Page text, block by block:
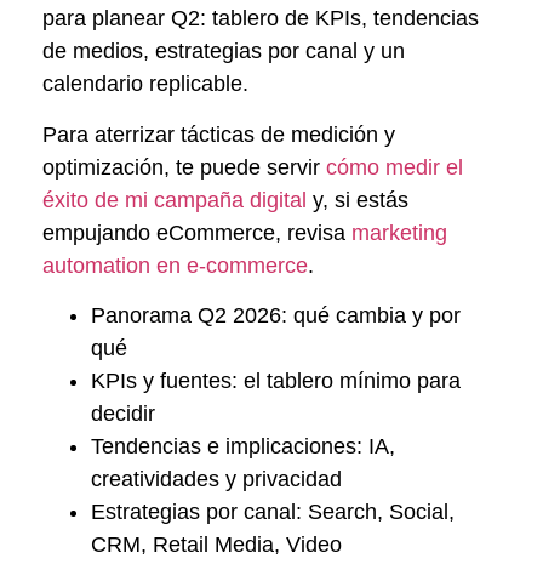
para planear Q2: tablero de KPIs, tendencias
de medios, estrategias por canal y un
calendario replicable.
Para aterrizar tácticas de medición y
optimización, te puede servir cómo medir el
éxito de mi campaña digital y, si estás
empujando eCommerce, revisa marketing
automation en e-commerce.
Panorama Q2 2026: qué cambia y por
qué
KPIs y fuentes: el tablero mínimo para
decidir
Tendencias e implicaciones: IA,
creatividades y privacidad
Estrategias por canal: Search, Social,
CRM, Retail Media, Video